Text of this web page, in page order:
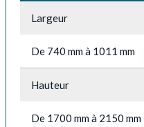
Largeur
De 740 mm à 1011 mm
Hauteur
De 1700 mm à 2150 mm